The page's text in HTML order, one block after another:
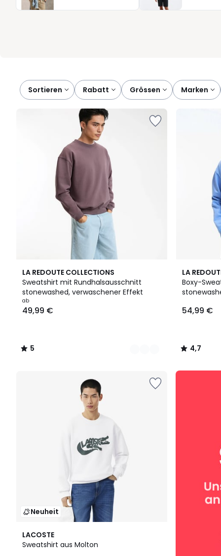
einem Blazer. Für Männer, die Wert auf unkomplizierte
Sortieren
rabatt grössen marken
LA REDOUTE COLLECTIONS
Sweatshirt mit Rundhalsausschnitt
stonewashed, verwaschener Effekt
Ab
49,99
ab
49,99 €
5
/
5
2
Farben
5
/
LA
Boxy-
54,99 €
4,7
/ 5
2
Farben
4,7
/
Neuheit
LACOSTE
Sweatshirt aus Molton
2
Farben
Unsere